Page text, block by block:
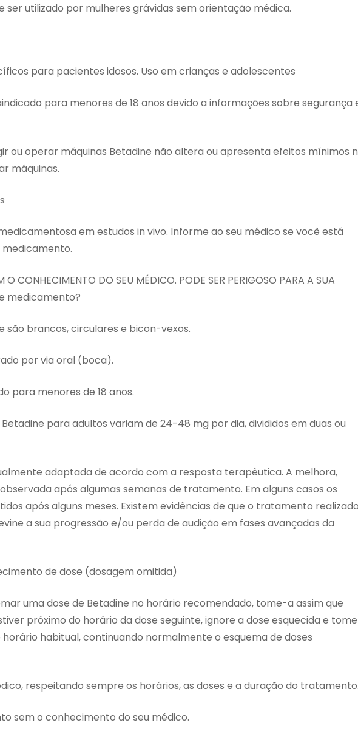
ser utilizado por mulheres grávidas sem orientação médica.
para pacientes idosos. Uso em crianças e adolescentes
para menores de 18 anos devido a informações sobre segurança
ou operar máquinas Betadine não altera ou apresenta efeitos mínimos
máquinas.
em estudos in vivo. Informe ao seu médico se você está
medicamento.
O CONHECIMENTO DO SEU MÉDICO. PODE SER PERIGOSO PARA A SUA
medicamento?
são brancos, circulares e bicon-vexos.
por via oral (boca).
para menores de 18 anos.
para adultos variam de 24-48 mg por dia, divididos em duas ou
adaptada de acordo com a resposta terapêutica. A melhora,
após algumas semanas de tratamento. Em alguns casos os
após alguns meses. Existem evidências de que o tratamento realizado
a sua progressão e/ou perda de audição em fases avançadas da
de dose (dosagem omitida)
uma dose de Betadine no horário recomendado, tome-a assim que
próximo do horário da dose seguinte, ignore a dose esquecida e tome
habitual, continuando normalmente o esquema de doses
respeitando sempre os horários, as doses e a duração do tratamento.
sem o conhecimento do seu médico.